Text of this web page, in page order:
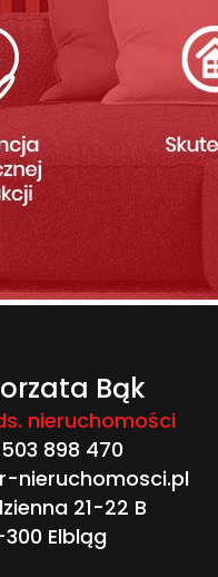
Bąk
nieruchomości
898 470
nieruchomosci.pl
21-22 B
Elbląg